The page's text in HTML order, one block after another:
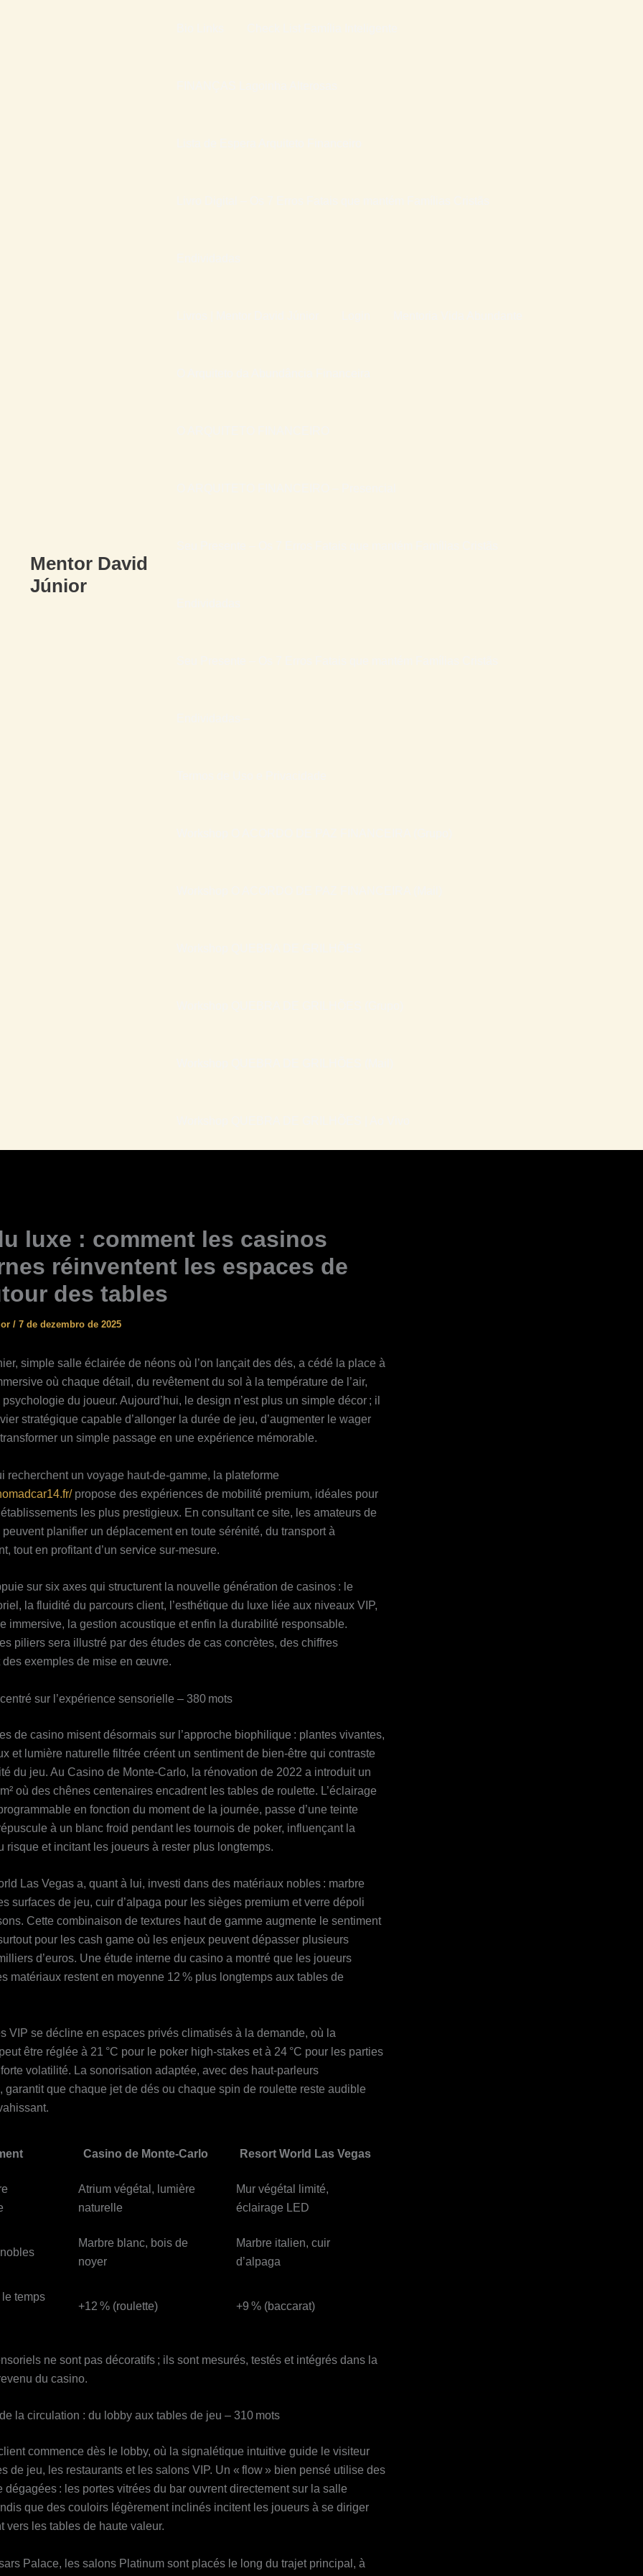
Mentor David
Júnior
luxe : comment les casinos
réinventent les espaces de
des tables
/ 7 de dezembro de 2025
simple salle éclairée de néons où l’on lançait des dés, a cédé la place à
où chaque détail, du revêtement du sol à la température de l’air,
du joueur. Aujourd’hui, le design n’est plus un simple décor ; il
stratégique capable d’allonger la durée de jeu, d’augmenter le wager
un simple passage en une expérience mémorable.
recherchent un voyage haut‑de‑gamme, la plateforme
propose des expériences de mobilité premium, idéales pour
les plus prestigieux. En consultant ce site, les amateurs de
planifier un déplacement en toute sérénité, du transport à
tout en profitant d’un service sur‑mesure.
sur six axes qui structurent la nouvelle génération de casinos : le
la fluidité du parcours client, l’esthétique du luxe liée aux niveaux VIP,
immersive, la gestion acoustique et enfin la durabilité responsable.
piliers sera illustré par des études de cas concrètes, des chiffres
des exemples de mise en œuvre.
sur l’expérience sensorielle – 380 mots
de casino misent désormais sur l’approche biophilique : plantes vivantes,
et lumière naturelle filtrée créent un sentiment de bien‑être qui contraste
du jeu. Au Casino de Monte‑Carlo, la rénovation de 2022 a introduit un
où des chênes centenaires encadrent les tables de roulette. L’éclairage
en fonction du moment de la journée, passe d’une teinte
à un blanc froid pendant les tournois de poker, influençant la
risque et incitant les joueurs à rester plus longtemps.
Las Vegas a, quant à lui, investi dans des matériaux nobles : marbre
surfaces de jeu, cuir d’alpaga pour les sièges premium et verre dépoli
Cette combinaison de textures haut de gamme augmente le sentiment
pour les cash game où les enjeux peuvent dépasser plusieurs
d’euros. Une étude interne du casino a montré que les joueurs
matériaux restent en moyenne 12 % plus longtemps aux tables de
VIP se décline en espaces privés climatisés à la demande, où la
être réglée à 21 °C pour le poker high‑stakes et à 24 °C pour les parties
volatilité. La sonorisation adaptée, avec des haut‑parleurs
garantit que chaque jet de dés ou chaque spin de roulette reste audible
Casino de Monte‑Carlo Resort World Las Vegas
Atrium végétal, lumière
naturelle
Mur végétal limité,
éclairage LED
Marbre blanc, bois de
noyer
Marbre italien, cuir
d’alpaga
le temps
+12 % (roulette) +9 % (baccarat)
ne sont pas décoratifs ; ils sont mesurés, testés et intégrés dans la
du casino.
la circulation : du lobby aux tables de jeu – 310 mots
commence dès le lobby, où la signalétique intuitive guide le visiteur
de jeu, les restaurants et les salons VIP. Un « flow » bien pensé utilise des
dégagées : les portes vitrées du bar ouvrent directement sur la salle
que des couloirs légèrement inclinés incitent les joueurs à se diriger
vers les tables de haute valeur.
Palace, les salons Platinum sont placés le long du trajet principal, à